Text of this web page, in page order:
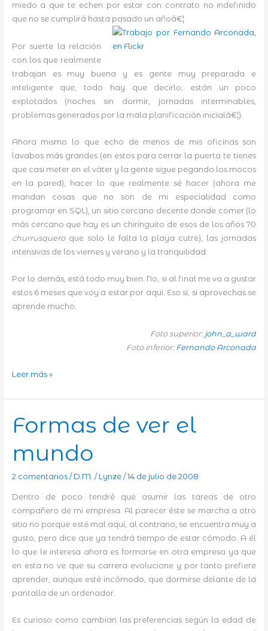
miedo a que te echen por estar con contrato no indefinido
que no se cumplirá hasta pasado un añoâ€¦
Por suerte la relación
con los que realmente
trabajan es muy buena y es gente muy preparada e
inteligente que, todo hay que decirlo, están un poco
explotados (noches sin dormir, jornadas interminables,
problemas generados por la mala planificación inicialâ€¦).
Ahora mismo lo que echo de menos de mis oficinas son
lavabos más grandes (en estos para cerrar la puerta te tienes
que casi meter en el váter y la gente sigue pegando los mocos
en la pared), hacer lo que realmente sé hacer (ahora me
mandan cosas que no son de mi especialidad como
programar en SQL), un sitio cercano decente donde comer (lo
más cercano que hay es un chiringuito de esos de los años 70
churrusqueroque solo le falta la playa cutre), las jornadas
intensivas de los viernes y verano y la tranquilidad.
Por lo demás, está todo muy bien. No, si al final me va a gustar
estos 6 meses que voy a estar por aquí. Eso sí, si aprovechas se
aprende mucho.
Foto superior: john_a_ward
Foto inferior: Fernando Arconada
Nuevos
Leer más »
Formas de ver el
mundo
2 comentarios / D.M. / Lynze / 14 de julio de 2008
Dentro de poco tendré que asumir las tareas de otro
compañero de mi empresa. Al parecer éste se marcha a otro
sitio no porque esté mal aquí, al contrario, se encuentra muy a
gusto, pero dice que ya tendrá tiempo de estar cómodo. A él
lo que le interesa ahora es formarse en otra empresa ya que
en esta no ve que su carrera evolucione y por tanto prefiere
aprender, aunque esté incómodo, que dormirse delante de la
pantalla de un ordenador.
Es curioso como cambian las preferencias según la edad de